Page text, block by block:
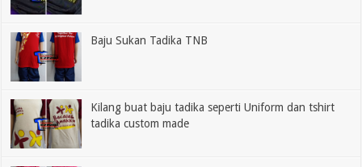
Baju Sukan Tadika TNB
Kilang buat baju tadika seperti Uniform dan tshirt
tadika custom made